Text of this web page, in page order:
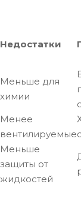
Недостатки
Меньше для
химии
Менее
вентилируемые
Меньше
защиты от
жидкостей